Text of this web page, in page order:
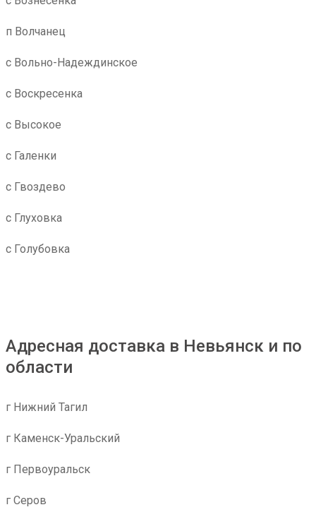
п Волчанец
с Вольно-Надеждинское
с Воскресенка
с Высокое
с Галенки
с Гвоздево
с Глуховка
с Голубовка
Адресная доставка в Невьянск и по
области
г Нижний Тагил
г Каменск-Уральский
г Первоуральск
г Серов